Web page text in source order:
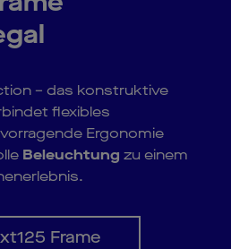
– das konstruktive
flexibles
Ergonomie
Beleuchtung zu einem
Frame